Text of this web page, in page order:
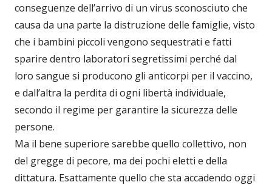
conseguenze dell’arrivo di un virus sconosciuto che
causa da una parte la distruzione delle famiglie, visto
che i bambini piccoli vengono sequestrati e fatti
sparire dentro laboratori segretissimi perché dal
loro sangue si producono gli anticorpi per il vaccino,
e dall’altra la perdita di ogni libertà individuale,
secondo il regime per garantire la sicurezza delle
persone.
Ma il bene superiore sarebbe quello collettivo, non
del gregge di pecore, ma dei pochi eletti e della
dittatura. Esattamente quello che sta accadendo oggi